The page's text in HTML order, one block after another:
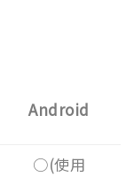
Android
○(使用